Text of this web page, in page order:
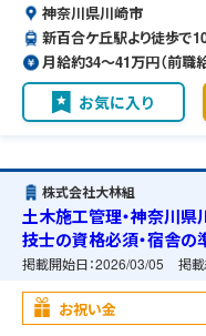
神奈川県川崎市
新百合ケ丘駅より徒歩で
月給約34〜41万円（前職
お気に入り
株式会社大林組
土木施工管理・神奈川県
技士の資格必須・宿舎の
掲載開始日：2026/03/05 掲載
お祝い金